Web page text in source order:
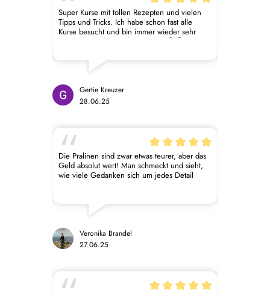
kaufen oder diese selbst zusammenzustellen
nach belieben. Die Pralinen sind
geschmacklich gut und optisch viele echt ein
Hingucker. Der Service bei Fragen war seither
einfach lecker :-D
Super Kurse mit tollen Rezepten und vielen
Tipps und Tricks. Ich habe schon fast alle
Kurse besucht und bin immer wieder sehr
begeistert. Sehr empfehlenswert 👍🤗 die
Gertie Kreuzer
28.06.25
Die Pralinen sind zwar etwas teurer, aber das
Geld absolut wert! Man schmeckt und sieht,
wie viele Gedanken sich um jedes Detail
gemacht wird und es ist wirklich etwas
und auch Schokolade verschenkt und es ist
alles immer sehr sehr gut angekommen.
Veronika Brandel
27.06.25